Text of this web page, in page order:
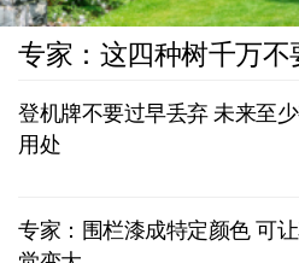
专家：这四种树千万不
登机牌不要过早丢弃 未来至
用处
专家：围栏漆成特定颜色 可